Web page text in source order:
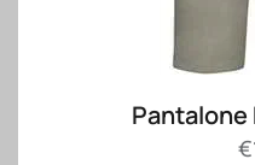
Pantalone
€